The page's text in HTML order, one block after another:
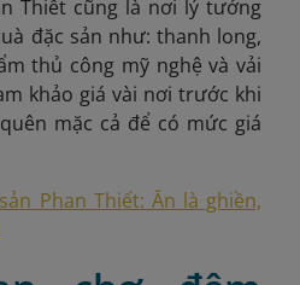
Thiết cũng là nơi lý tưởng
đặc sản như: thanh long,
thủ công mỹ nghệ và vải
khảo giá vài nơi trước khi
mặc cả để có mức giá
Phan Thiết: Ăn là ghiền,